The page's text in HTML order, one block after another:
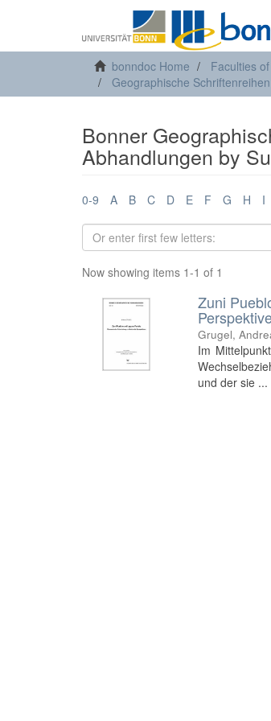
bonndoc Home Faculties
Geographische Schriftenreihen
Bonner
Abhandlungen by
0-9 A B C D E F G H I
Now showing items 1-1 of 1
Zuni
Grugel,
Im
und der sie ...